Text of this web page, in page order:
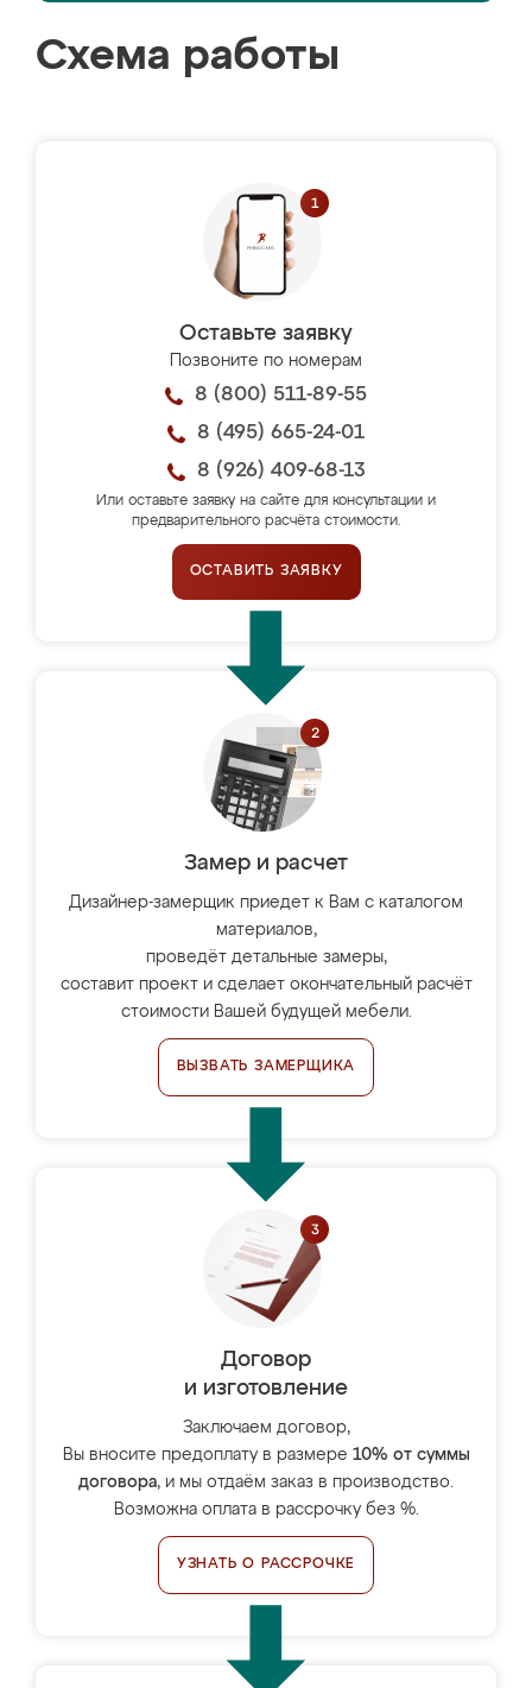
Схема работы
Оставьте заявку
Позвоните по номерам
8 (800) 511-89-55
8 (495) 665-24-01
8 (926) 409-68-13
Или оставьте заявку на сайте для консультации и
предварительного расчёта стоимости.
ОСТАВИТЬ ЗАЯВКУ
Замер и расчет
Дизайнер-замерщик приедет к Вам с каталогом
материалов,
проведёт детальные замеры,
составит проект и сделает окончательный расчёт
стоимости Вашей будущей мебели.
ВЫЗВАТЬ ЗАМЕРЩИКА
Договор
и изготовление
Заключаем договор,
Вы вносите предоплату в размере 10% от суммы
договора, и мы отдаём заказ в производство.
Возможна оплата в рассрочку без %.
УЗНАТЬ О РАССРОЧКЕ